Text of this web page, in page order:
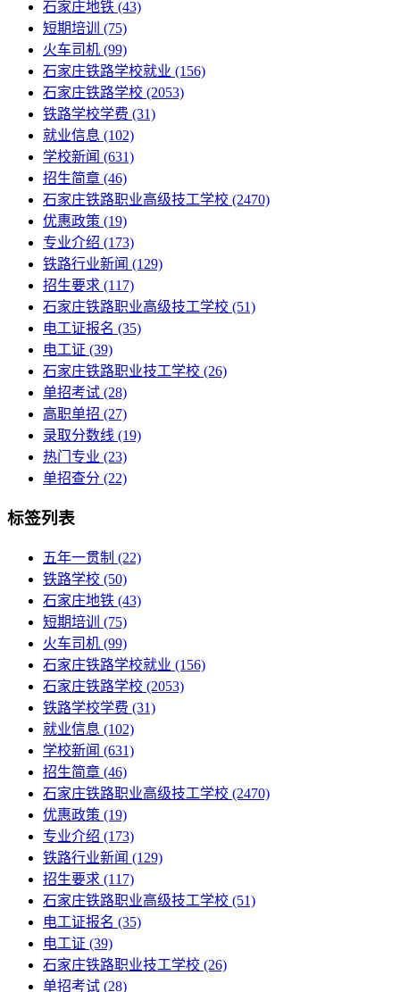
石家庄地铁 (43)
短期培训
(75)
火车司机 (99)
石家庄铁路学校就业 (156)
石家庄铁路学校 (2053)
铁路学校学费 (31)
就业信息 (102)
学校新闻 (631)
招生简章 (46)
石家庄铁路职业高级技工学校 (2470)
优惠政策 (19)
专业介绍 (173)
铁路行业新闻 (129)
招生要求 (117)
石家庄铁路职业高级技工学校​ (51)
电工证报名 (35)
电工证 (39)
石家庄铁路职业技工学校 (26)
单招考试 (28)
高职单招 (27)
录取分数线 (19)
热门专业 (23)
单招查分 (22)
标签列表
五年一贯制 (22)
铁路学校 (50)
石家庄地铁 (43)
短期培训
(75)
火车司机 (99)
石家庄铁路学校就业 (156)
石家庄铁路学校 (2053)
铁路学校学费 (31)
就业信息 (102)
学校新闻 (631)
招生简章 (46)
石家庄铁路职业高级技工学校 (2470)
优惠政策 (19)
专业介绍 (173)
铁路行业新闻 (129)
招生要求 (117)
石家庄铁路职业高级技工学校​ (51)
电工证报名 (35)
电工证 (39)
石家庄铁路职业技工学校 (26)
单招考试 (28)